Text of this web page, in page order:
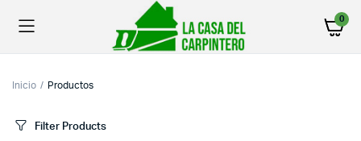
0
Inicio Productos
Filter Products